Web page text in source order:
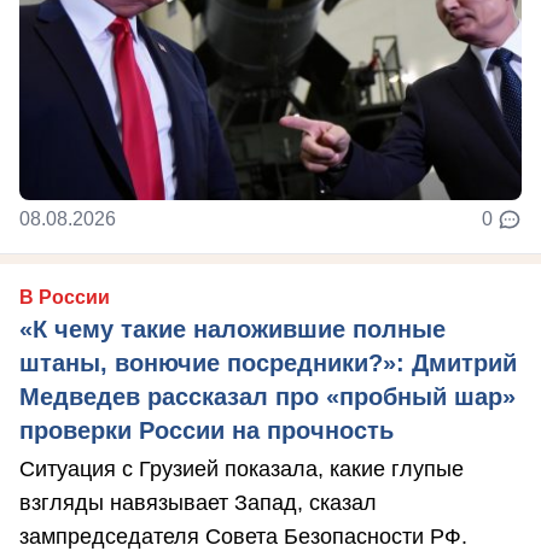
08.08.2026 0
В России
«К чему такие наложившие полные
штаны, вонючие посредники?»: Дмитрий
Медведев рассказал про «пробный шар»
проверки России на прочность
Ситуация с Грузией показала, какие глупые
взгляды навязывает Запад, сказал
зампредседателя Совета Безопасности РФ.